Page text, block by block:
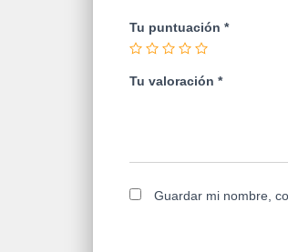
Tu puntuación *
Tu valoración *
Guardar mi nombre,